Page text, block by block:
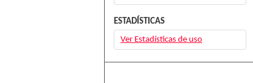
ESTADÍSTICAS
Ver Estadísticas de uso